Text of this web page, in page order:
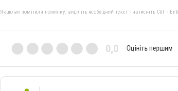
Якщо ви помітили помилку, виділіть необхідний текст і натисніть Ctrl +
0,0 Оцініть першим